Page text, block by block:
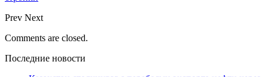
Prev Next
Comments are closed.
Последние новости